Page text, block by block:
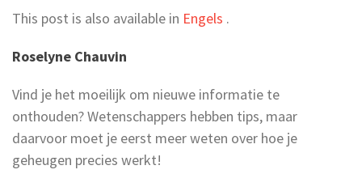
This post is also available in Engels .
Roselyne Chauvin
Vind je het moeilijk om nieuwe informatie te
onthouden? Wetenschappers hebben tips, maar
daarvoor moet je eerst meer weten over hoe je
geheugen precies werkt!